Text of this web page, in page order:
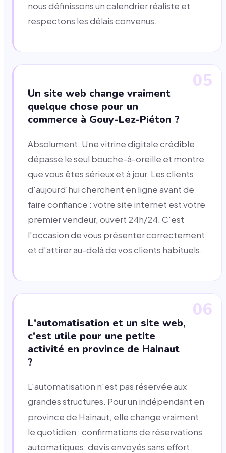
nous définissons un calendrier réaliste et
respectons les délais convenus.
05
Un site web change vraiment
quelque chose pour un
commerce à Gouy-Lez-Piéton ?
Absolument. Une vitrine digitale crédible
dépasse le seul bouche-à-oreille et montre
que vous êtes sérieux et à jour. Les clients
d'aujourd'hui cherchent en ligne avant de
faire confiance : votre site internet est votre
premier vendeur, ouvert 24h/24. C'est
l'occasion de vous présenter correctement
et d'attirer au-delà de vos clients habituels.
06
L'automatisation et un site web,
c'est utile pour une petite
activité en province de Hainaut
?
L'automatisation n'est pas réservée aux
grandes structures. Pour un indépendant en
province de Hainaut, elle change vraiment
le quotidien : confirmations de réservations
automatiques, devis envoyés sans effort,